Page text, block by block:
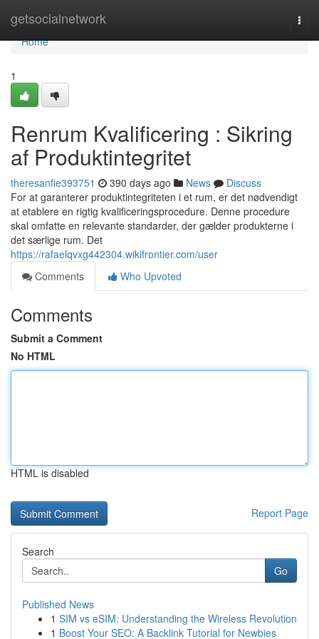
getsocialnetwork
Home
Home
1
Renrum Kvalificering : Sikring
af Produktintegritet
theresanfie393751 390 days ago News
Discuss
For at garanterer produktintegriteten i et rum, er det nødvendigt
at etablere en rigtig kvalificeringsprocedure. Denne procedure
skal omfatte en relevante standarder, der gælder produkterne i
det særlige rum. Det
https://rafaelqvxg442304.wikifrontier.com/user
Comments
Who Upvoted
Comments
Submit a Comment
No HTML
HTML is disabled
Report Page
Search
Go
Published News
1 SIM vs eSIM: Understanding the Wireless Revolution
1 Boost Your SEO: A Backlink Tutorial for Newbies